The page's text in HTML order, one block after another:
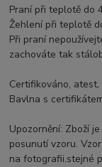
Praní při teplotě do
Žehlení při teplotě
Při praní
zachováte tak
Certifikováno,
Bavlna s
Upozornění: Zboží
posunutí vzoru.
na fotografii.stejné